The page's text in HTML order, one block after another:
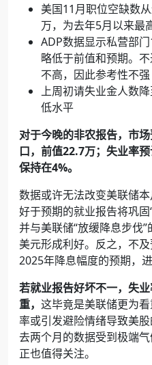
美国11月职位空缺数从
万，为去年5月以来最
ADP数据显示私营部门
略低于前值和预期。不
不高，因此参考性不强
上周初请失业金人数降
低水平
对于今晚的非农报告，市
口，前值22.7万；失业率
保持在4%。
数据或许无法改变美联储
好于预期的就业报告将巩固
并与美联储“放缓降息步伐
美元形成利好。反之，不
2025年降息幅度的预期，
若就业报告好坏不一，失
重， 这毕竟是美联储更为
率或引发避险情绪导致美
去两个月的数据受到极端
正也值得关注。